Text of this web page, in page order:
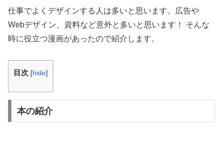
仕事でよくデザインする人は多いと思います。広告や
Webデザイン、資料など意外と多いと思います！ そんな
時に役立つ漫画があったので紹介します。
目次 [hide]
本の紹介